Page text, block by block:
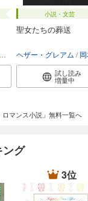
小説・文芸
聖女たちの葬送
ヘザー・グレアム
試し読み
増量中
ロマンス小説」無料一覧へ
グ
3位